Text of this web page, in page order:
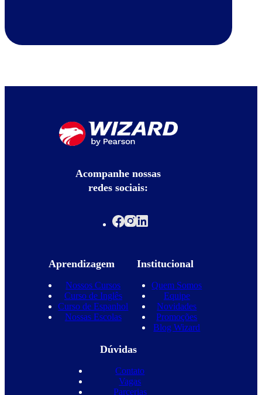
Acompanhe nossas
redes sociais:
Aprendizagem
Nossos Cursos
Curso de Inglês
Curso de Espanhol
Nossas Escolas
Institucional
Quem Somos
Equipe
Novidades
Promoções
Blog Wizard
Dúvidas
Contato
Vagas
Parcerias